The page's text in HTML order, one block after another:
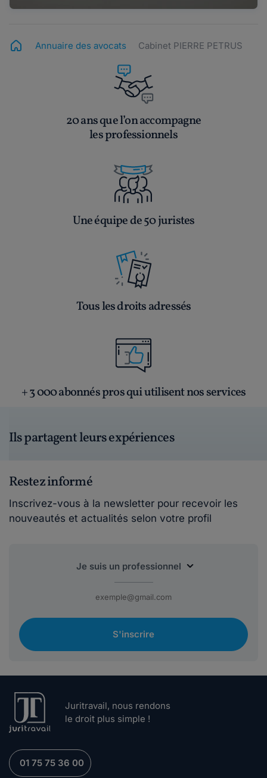
Annuaire des avocats Cabinet PIERRE PETRUS
20 ans que l’on accompagne
les professionnels
Une équipe de 50 juristes
Tous les droits adressés
+ 3 000 abonnés pros qui utilisent nos services
Ils partagent leurs expériences
Restez informé
Inscrivez-vous à la newsletter pour recevoir les
nouveautés et actualités selon votre profil
S'inscrire
Juritravail, nous rendons
le droit plus simple !
01 75 75 36 00